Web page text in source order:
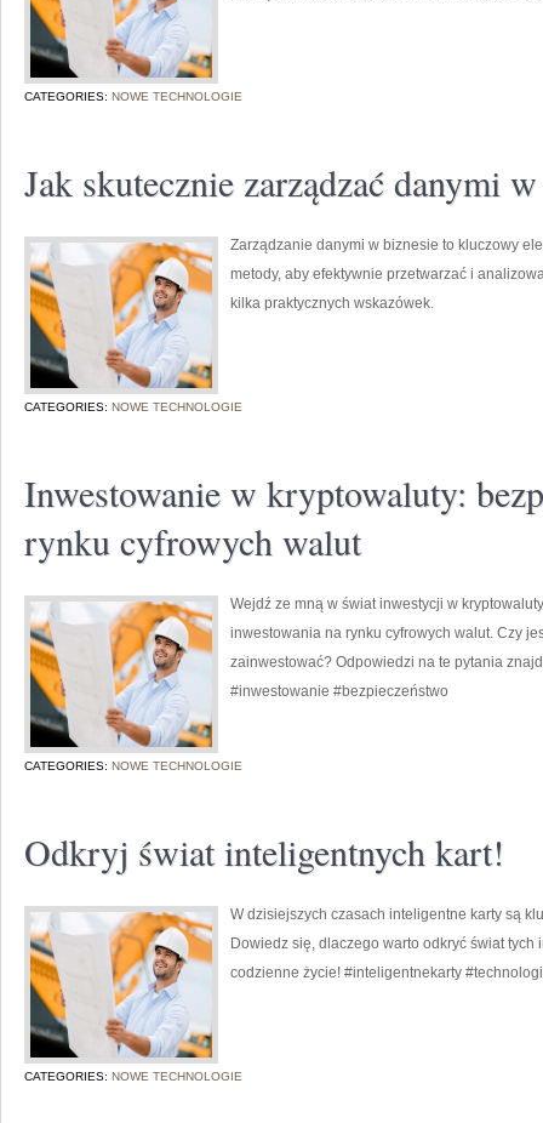
CATEGORIES: NOWE TECHNOLOGIE
Jak skutecznie zarządzać danymi
Zarządzanie danymi w biznesie to kluczowy
metody, aby efektywnie przetwarzać i
kilka praktycznych wskazówek.
CATEGORIES: NOWE TECHNOLOGIE
Inwestowanie w kryptowaluty:
rynku cyfrowych walut
Wejdź ze mną w świat inwestycji w
inwestowania na rynku cyfrowych walut. Czy
zainwestować? Odpowiedzi na te pytania
#inwestowanie #bezpieczeństwo
CATEGORIES: NOWE TECHNOLOGIE
Odkryj świat inteligentnych kart!
W dzisiejszych czasach inteligentne karty są
Dowiedz się, dlaczego warto odkryć świat
codzienne życie! #inteligentnekarty
CATEGORIES: NOWE TECHNOLOGIE